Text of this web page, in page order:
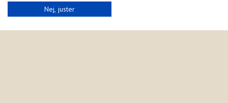
Nej, juster